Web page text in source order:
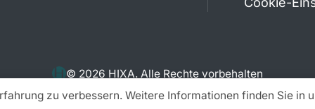
© 2026 HIXA. Alle Rechte vorbehalten
zu verbessern. Weitere Informationen finden Sie in